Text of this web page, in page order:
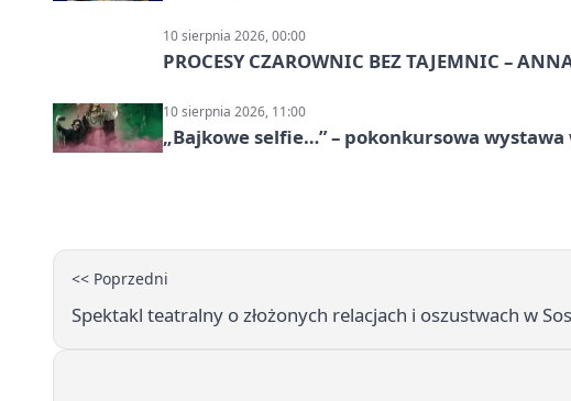
10 sierpnia 2026, 00:00
PROCESY CZAROWNIC BEZ TAJEMNIC –
10 sierpnia 2026, 11:00
„Bajkowe selfie…” – pokonkursowa
<< Poprzedni
Spektakl teatralny o złożonych relacjach i oszustwach w